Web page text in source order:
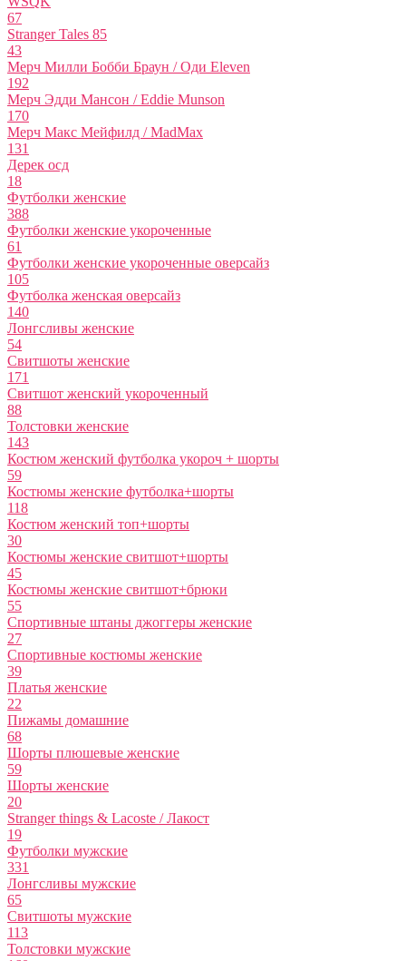
67
Stranger Tales 85
43
Мерч Милли Бобби Браун / Оди Eleven
192
Мерч Эдди Мансон / Eddie Munson
170
Мерч Макс Мейфилд / MadMax
131
Дерек осд
18
Футболки женские
388
Футболки женские укороченные
61
Футболки женские укороченные оверсайз
105
Футболка женская оверсайз
140
Лонгсливы женские
54
Свитшоты женские
171
Свитшот женский укороченный
88
Толстовки женские
143
Костюм женский футболка укороч + шорты
59
Костюмы женские футболка+шорты
118
Костюм женский топ+шорты
30
Костюмы женские свитшот+шорты
45
Костюмы женские свитшот+брюки
55
Спортивные штаны джоггеры женские
27
Спортивные костюмы женские
39
Платья женские
22
Пижамы домашние
68
Шорты плюшевые женские
59
Шорты женские
20
Stranger things & Lacoste / Лакост
19
Футболки мужские
331
Лонгсливы мужские
65
Свитшоты мужские
113
Толстовки мужские